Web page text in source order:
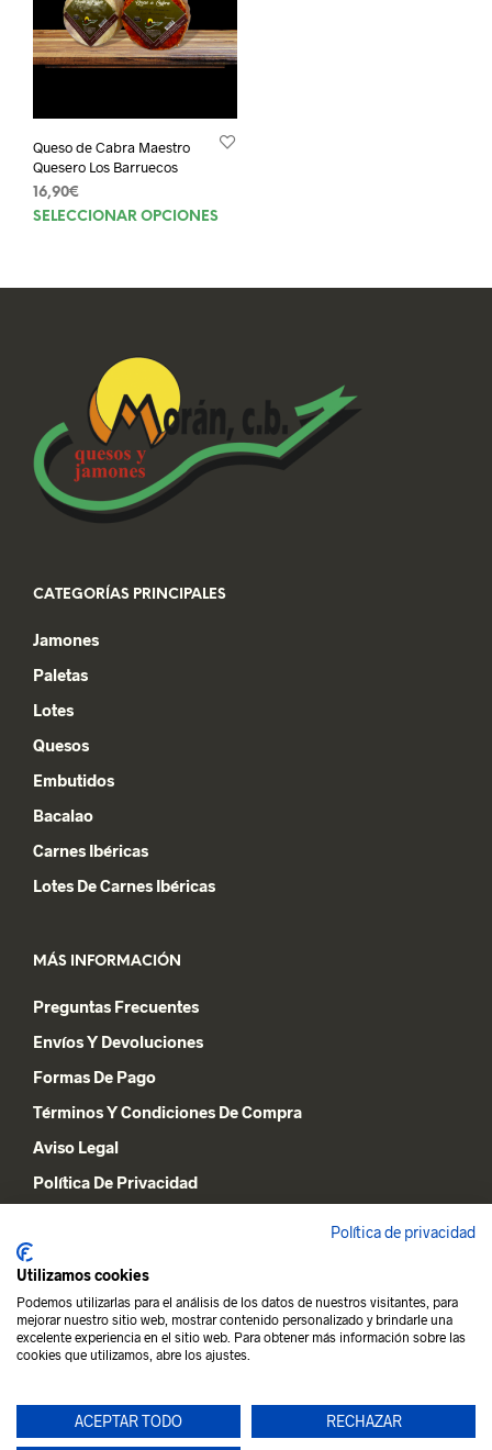
Queso de Cabra Maestro
Quesero Los Barruecos
16,90€
SELECCIONAR OPCIONES
pueden
elegir
en
la
CATEGORÍAS PRINCIPALES
Jamones
Paletas
Lotes
Quesos
Embutidos
Bacalao
Carnes Ibéricas
Lotes De Carnes Ibéricas
MÁS INFORMACIÓN
Preguntas Frecuentes
Envíos Y Devoluciones
Formas De Pago
Términos Y Condiciones De Compra
Aviso Legal
Política De Privacidad
Lista De Deseos
Mi Cuenta
Política de privacidad
Utilizamos cookies
Podemos utilizarlas para el análisis de los datos de nuestros visitantes, para
mejorar nuestro sitio web, mostrar contenido personalizado y brindarle una
excelente experiencia en el sitio web. Para obtener más información sobre las
cookies que utilizamos, abre los ajustes.
ACEPTAR TODO RECHAZAR